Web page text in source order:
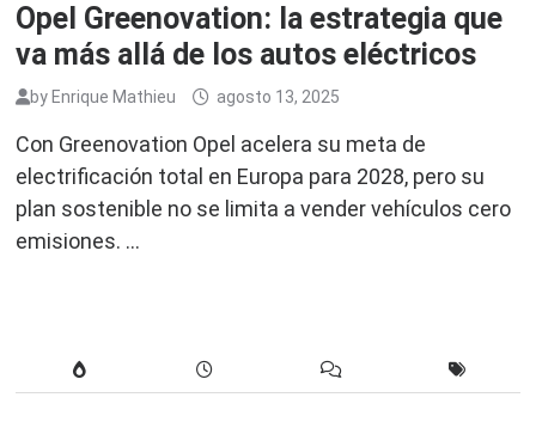
Opel Greenovation: la estrategia que
va más allá de los autos eléctricos
by Enrique Mathieu agosto 13, 2025
Con Greenovation Opel acelera su meta de
electrificación total en Europa para 2028, pero su
plan sostenible no se limita a vender vehículos cero
emisiones. …